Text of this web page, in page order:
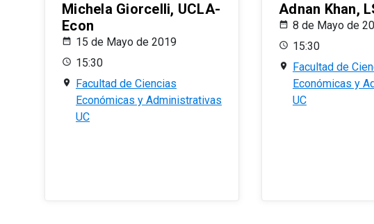
Michela Giorcelli, UCLA-
Econ
15 de Mayo de 2019
15:30
Facultad de Ciencias
Económicas y Administrativas
UC
Adnan Khan,
8 de Mayo de
15:30
Facultad de
Económicas y
UC